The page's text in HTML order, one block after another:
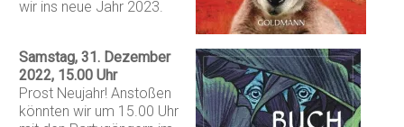
wir ins neue Jahr 2023.
Samstag, 31. Dezember
2022, 15.00 Uhr
Prost Neujahr! Anstoßen
könnten wir um 15.00 Uhr